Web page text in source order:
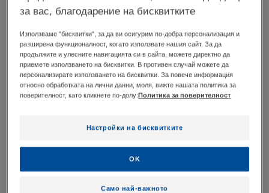
преходно и доброкачествено състояние, и не
необходима е почистваща грижа, защото
млечните корички могат да персистират, да се
разпростират или да се инфектират с бактерии и
гъбички.
Какво да правим при
млечни корички?
за вас, благодарение на бисквитките
Използваме "бисквитки", за да ви осигурим по-добра персонализация и
разширена функционалност, когато използвате нашия сайт. За да
продължите и улесните навигацията си в сайта, можете директно да
приемете използването на бисквитки. В противен случай можете да
персонализирате използването на бисквитки. За повече информация
относно обработката на лични данни, моля, вижте нашата политика за
поверителност, като кликнете по-долу:Политика за поверителност
Настройки на бисквитките
Само най-важното
OK